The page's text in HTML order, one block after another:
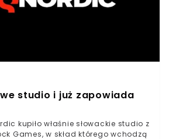
studio i już zapowiada
kupiło właśnie słowackie studio z
Games, w skład którego wchodzą